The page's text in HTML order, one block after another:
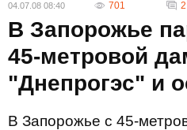
04.07.08 08:40 701 2
В Запорожье
45-метровой
"Днепрогэс" и
В Запорожье с 45-